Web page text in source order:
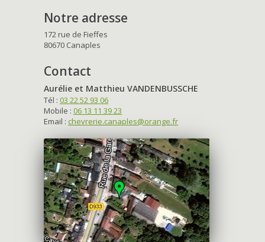
Notre adresse
172 rue de Fieffes
80670 Canaples
Contact
Aurélie et Matthieu VANDENBUSSCHE
Tél : 03 22 52 93 06
Mobile : 06 13 11 39 23
Email : chevrerie.canaples@orange.fr